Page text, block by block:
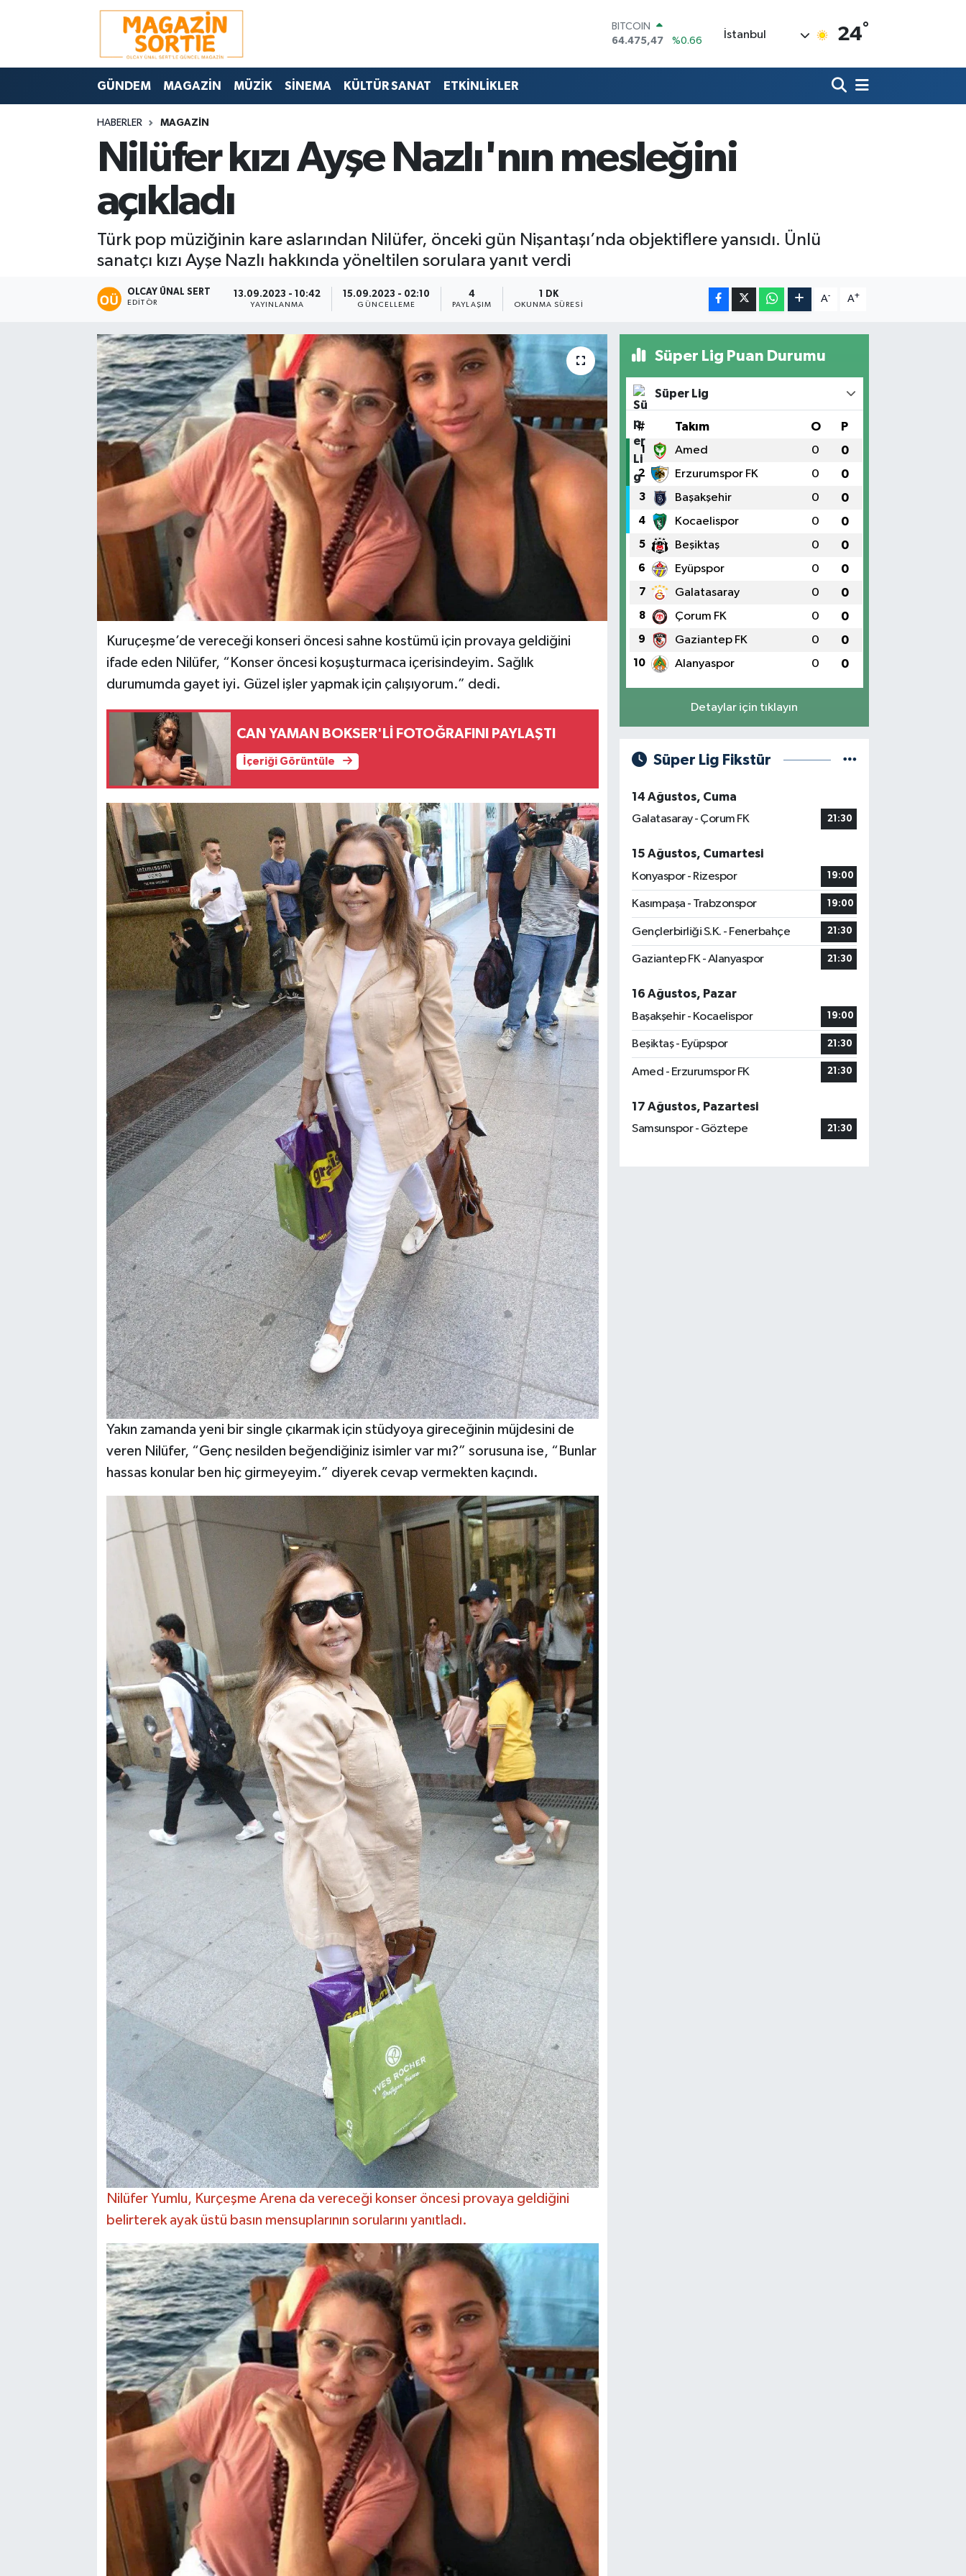
DOLAR
47,5971
%0.05
55,1336
%0.18
BİST100
13.703
%0
BITCOIN
İstanbul 24°
GÜNDEM MAGAZİN MÜZİK SİNEMA KÜLTÜR SANAT ETKİNLİKLER
HABERLER MAGAZİN
Nilüfer kızı Ayşe Nazlı'nın mesleğini
açıkladı
Türk pop müziğinin kare aslarından Nilüfer, önceki gün Nişantaşı’nda objektiflere yansıdı. Ünlü
sanatçı kızı Ayşe Nazlı hakkında yöneltilen sorulara yanıt verdi
OLCAY ÜNAL SERT
EDITÖR
13.09.2023 - 10:42
YAYINLANMA
15.09.2023 - 02:10
GÜNCELLEME
4
PAYLAŞIM
1 DK
OKUNMA SÜRESI
A- A+
Kuruçeşme’de vereceği konseri öncesi sahne kostümü için provaya geldiğini
ifade eden Nilüfer, “Konser öncesi koşuşturmaca içerisindeyim. Sağlık
durumumda gayet iyi. Güzel işler yapmak için çalışıyorum.” dedi.
CAN YAMAN BOKSER'Lİ FOTOĞRAFINI PAYLAŞTI
İçeriği Görüntüle
Yakın zamanda yeni bir single çıkarmak için stüdyoya gireceğinin müjdesini de
veren Nilüfer, “Genç nesilden beğendiğiniz isimler var mı?” sorusuna ise, “Bunlar
hassas konular ben hiç girmeyeyim.” diyerek cevap vermekten kaçındı.
Nilüfer Yumlu, Kurçeşme Arena da vereceği konser öncesi provaya geldiğini
belirterek ayak üstü basın mensuplarının sorularını yanıtladı.
Süper Lig Puan Durumu
Süper Lig
# Takım O P
1 Amed 0 0
2 Erzurumspor FK 0 0
3 Başakşehir 0 0
4 Kocaelispor 0 0
5 Beşiktaş 0 0
6 Eyüpspor 0 0
7 Galatasaray 0 0
8 Çorum FK 0 0
9 Gaziantep FK 0 0
10 Alanyaspor 0 0
Detaylar için tıklayın
Süper Lig Fikstür
14 Ağustos, Cuma
Galatasaray - Çorum FK
21:30
15 Ağustos, Cumartesi
Konyaspor - Rizespor
19:00
Kasımpaşa - Trabzonspor 19:00
Gençlerbirliği S.K. - Fenerbahçe 21:30
Gaziantep FK - Alanyaspor 21:30
16 Ağustos, Pazar
Başakşehir - Kocaelispor
19:00
Beşiktaş - Eyüpspor 21:30
Amed - Erzurumspor FK 21:30
17 Ağustos, Pazartesi
Samsunspor - Göztepe
21:30
Nöbetçi Eczaneler
Hava Durumu
Trafik Durumu
Süper Lig Puan Durumu ve Fikstür
Tüm Manşetler
Son Dakika Haberleri